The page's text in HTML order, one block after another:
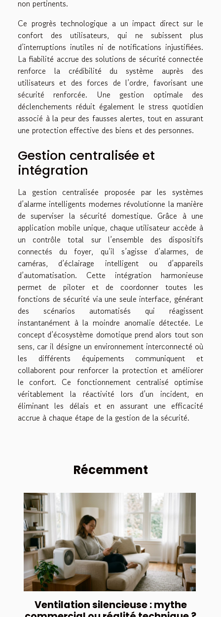
non pertinents.
Ce progrès technologique a un impact direct sur le
confort des utilisateurs, qui ne subissent plus
d’interruptions inutiles ni de notifications injustifiées.
La fiabilité accrue des solutions de sécurité connectée
renforce la crédibilité du système auprès des
utilisateurs et des forces de l’ordre, favorisant une
sécurité renforcée. Une gestion optimale des
déclenchements réduit également le stress quotidien
associé à la peur des fausses alertes, tout en assurant
une protection effective des biens et des personnes.
Gestion centralisée et
intégration
La gestion centralisée proposée par les systèmes
d’alarme intelligents modernes révolutionne la manière
de superviser la sécurité domestique. Grâce à une
application mobile unique, chaque utilisateur accède à
un contrôle total sur l’ensemble des dispositifs
connectés du foyer, qu’il s’agisse d’alarmes, de
caméras, d’éclairage intelligent ou d’appareils
d’automatisation. Cette intégration harmonieuse
permet de piloter et de coordonner toutes les
fonctions de sécurité via une seule interface, générant
des scénarios automatisés qui réagissent
instantanément à la moindre anomalie détectée. Le
concept d’écosystème domotique prend alors tout son
sens, car il désigne un environnement interconnecté où
les différents équipements communiquent et
collaborent pour renforcer la protection et améliorer
le confort. Ce fonctionnement centralisé optimise
véritablement la réactivité lors d’un incident, en
éliminant les délais et en assurant une efficacité
accrue à chaque étape de la gestion de la sécurité.
Récemment
Ventilation silencieuse : mythe